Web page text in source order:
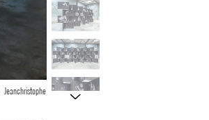
Jeanchristophe